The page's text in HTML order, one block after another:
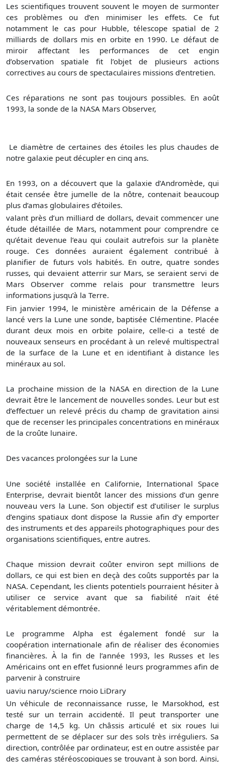
Les scientifiques trouvent souvent le moyen de surmonter
ces problèmes ou d’en minimiser les effets. Ce fut
notamment le cas pour Hubble, télescope spatial de 2
milliards de dollars mis en orbite en 1990. Le défaut de
miroir affectant les performances de cet engin
d’observation spatiale fit l’objet de plusieurs actions
correctives au cours de spectaculaires missions d’entretien.
Ces réparations ne sont pas toujours possibles. En août
1993, la sonde de la NASA Mars Observer,
Le diamètre de certaines des étoiles les plus chaudes de
notre galaxie peut décupler en cinq ans.
En 1993, on a découvert que la galaxie d’Andromède, qui
était censée être jumelle de la nôtre, contenait beaucoup
plus d’amas globulaires d’étoiles.
valant près d’un milliard de dollars, devait commencer une
étude détaillée de Mars, notamment pour comprendre ce
qu’était devenue l’eau qui coulait autrefois sur la planète
rouge. Ces données auraient également contribué à
planifier de futurs vols habités. En outre, quatre sondes
russes, qui devaient atterrir sur Mars, se seraient servi de
Mars Observer comme relais pour transmettre leurs
informations jusqu’à la Terre.
Fin janvier 1994, le ministère américain de la Défense a
lancé vers la Lune une sonde, baptisée Clémentine. Placée
durant deux mois en orbite polaire, celle-ci a testé de
nouveaux senseurs en procédant à un relevé multispectral
de la surface de la Lune et en identifiant à distance les
minéraux au sol.
La prochaine mission de la NASA en direction de la Lune
devrait être le lancement de nouvelles sondes. Leur but est
d’effectuer un relevé précis du champ de gravitation ainsi
que de recenser les principales concentrations en minéraux
de la croûte lunaire.
Des vacances prolongées sur la Lune
Une société installée en Californie, International Space
Enterprise, devrait bientôt lancer des missions d’un genre
nouveau vers la Lune. Son objectif est d’utiliser le surplus
d’engins spatiaux dont dispose la Russie afin d’y emporter
des instruments et des appareils photographiques pour des
organisations scientifiques, entre autres.
Chaque mission devrait coûter environ sept millions de
dollars, ce qui est bien en deçà des coûts supportés par la
NASA. Cependant, les clients potentiels pourraient hésiter à
utiliser ce service avant que sa fiabilité n’ait été
véritablement démontrée.
Le programme Alpha est également fondé sur la
coopération internationale afin de réaliser des économies
financières. À la fin de l’année 1993, les Russes et les
Américains ont en effet fusionné leurs programmes afin de
parvenir à construire
uaviu naruy/science rnoio LiDrary
Un véhicule de reconnaissance russe, le Marsokhod, est
testé sur un terrain accidenté. Il peut transporter une
charge de 14,5 kg. Un châssis articulé et six roues lui
permettent de se déplacer sur des sols très irréguliers. Sa
direction, contrôlée par ordinateur, est en outre assistée par
des caméras stéréoscopiques se trouvant à son bord. Ainsi,